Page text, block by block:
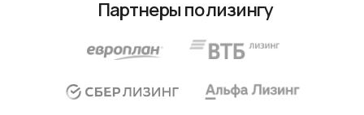
Партнеры по лизингу